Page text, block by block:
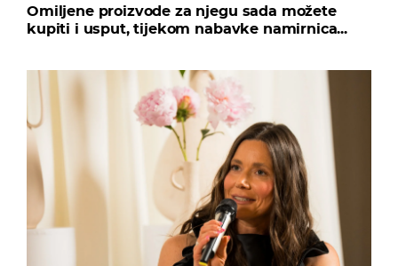
Omiljene proizvode za njegu sada možete
kupiti i usput, tijekom nabavke namirnica...